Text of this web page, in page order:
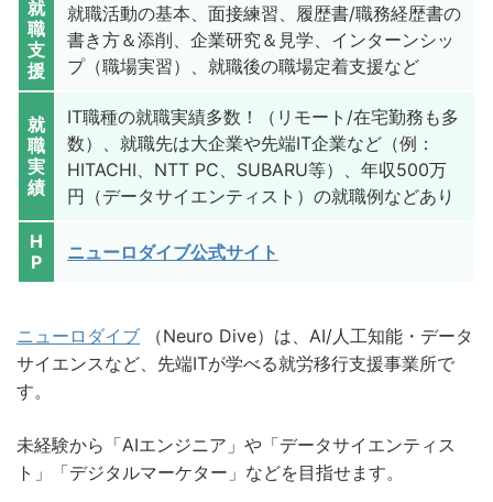
就
職
支
援
就職活動の基本、面接練習、履歴書/職務経歴書の
書き方＆添削、企業研究＆見学、インターンシッ
プ（職場実習）、就職後の職場定着支援など
就
職
実
績
IT職種の就職実績多数！（リモート/在宅勤務も多
数）、就職先は大企業や先端IT企業など（例：
HITACHI、NTT PC、SUBARU等）、年収500万
円（データサイエンティスト）の就職例などあり
H
P
ニューロダイブ公式サイト
ニューロダイブ （Neuro Dive）は、AI/人工知能・データ
サイエンスなど、先端ITが学べる就労移行支援事業所で
す。
未経験から「AIエンジニア」や「データサイエンティス
ト」「デジタルマーケター」などを目指せます。